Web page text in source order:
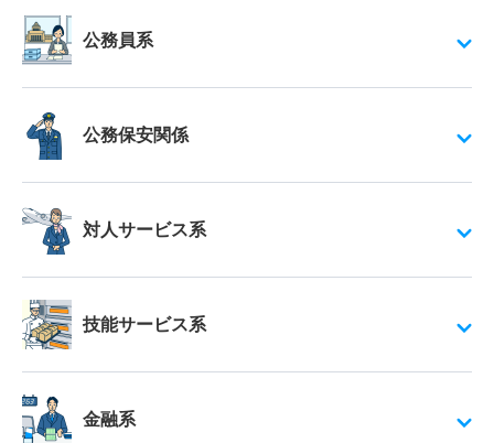
公務員系
公務保安関係
対人サービス系
技能サービス系
金融系